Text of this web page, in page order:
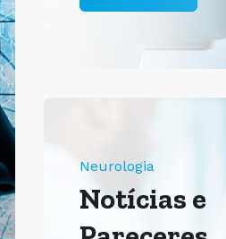
Neurologia
Notícias e